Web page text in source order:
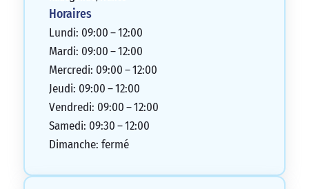
Horaires
Lundi: 09:00 – 12:00
Mardi: 09:00 – 12:00
Mercredi: 09:00 – 12:00
Jeudi: 09:00 – 12:00
Vendredi: 09:00 – 12:00
Samedi: 09:30 – 12:00
Dimanche: fermé